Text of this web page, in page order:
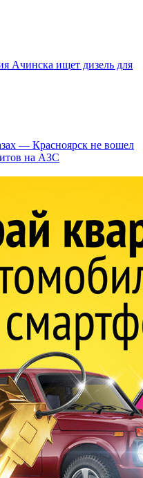
Ачинска ищет дизель для
— Красноярск не вошел
на АЗС